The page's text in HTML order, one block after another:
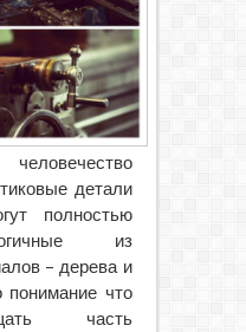
детали
полностью
из
– дерева и
понимание что
часть